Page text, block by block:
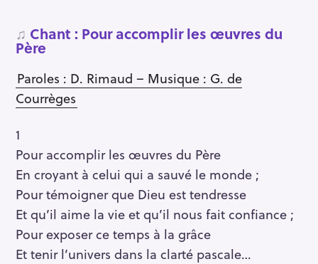
♫ Chant : Pour accomplir les œuvres du
Père
Paroles : D. Rimaud – Musique : G. de
Courrèges
1
Pour accomplir les œuvres du Père
En croyant à celui qui a sauvé le monde ;
Pour témoigner que Dieu est tendresse
Et qu’il aime la vie et qu’il nous fait confiance ;
Pour exposer ce temps à la grâce
Et tenir l’univers dans la clarté pascale…